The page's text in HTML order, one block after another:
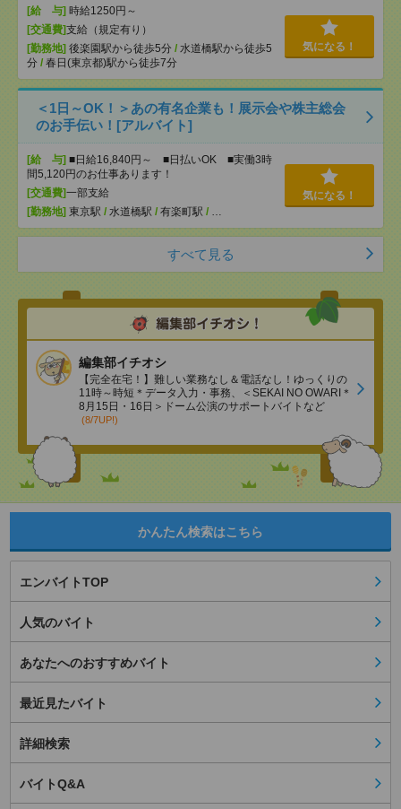
[給 与] 時給1250円～
[交通費]支給（規定有り）
[勤務地] 後楽園駅から徒歩5分 / 水道橋駅から徒歩5
分 / 春日(東京都)駅から徒歩7分
気になる！
＜1日～OK！＞あの有名企業も！展示会や株主総会
のお手伝い！[アルバイト]
[給 与] ■日給16,840円～ ■日払いOK ■実働3時
間5,120円のお仕事あります！
[交通費]一部支給
[勤務地] 東京駅 / 水道橋駅 / 有楽町駅 / …
気になる！
すべて見る
編集部イチオシ
【完全在宅！】難しい業務なし＆電話なし！ゆっくりの
11時～時短＊データ入力・事務、＜SEKAI NO OWARI＊
8月15日・16日＞ドーム公演のサポートバイトなど
(8/7UP!)
かんたん検索はこちら
エンバイトTOP
人気のバイト
あなたへのおすすめバイト
最近見たバイト
詳細検索
バイトQ&A